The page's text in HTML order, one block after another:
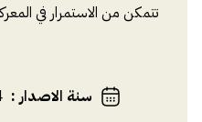
تتمكن من الاستمرار في
سنة الاصدار: